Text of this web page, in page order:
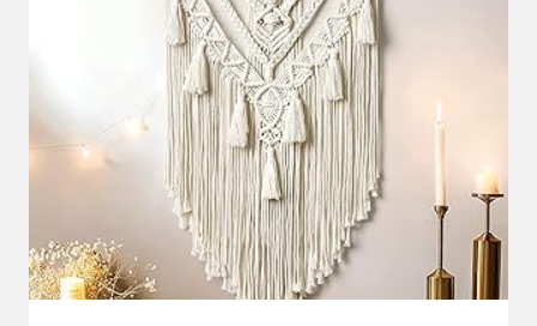
ÖHMISCHES C
HIC G
EWEBTER W
ANDTEPPICH B
OHO W
ANDDEKO B
AUMWOLLSEI…